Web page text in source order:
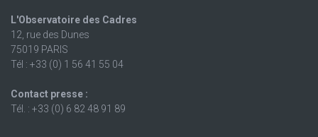
L'Observatoire des Cadres
12, rue des Dunes
75019 PARIS
Tél : +33 (0) 1 56 41 55 04
Contact presse :
Tél. : +33 (0) 6 82 48 91 89